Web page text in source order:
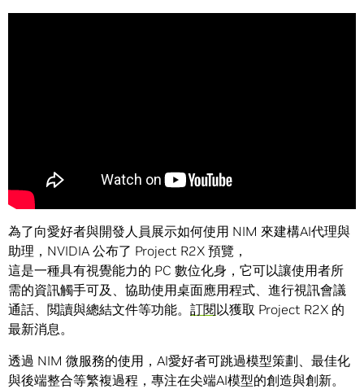
為了向愛好者與開發人員展示如何使用 NIM 來建構AI代理與
助理，NVIDIA 公布了 Project R2X 預覽，
這是一種具有視覺能力的 PC 數位化身，它可以讓使用者所
需的資訊觸手可及、協助使用桌面應用程式、進行視訊會議
通話、閲讀與總結文件等功能。 訂閱以獲取 Project R2X 的
最新消息。
透過 NIM 微服務的使用，AI愛好者可跳過模型策劃、最佳化
與後端整合等繁複過程，專注在尖端AI模型的創造與創新。